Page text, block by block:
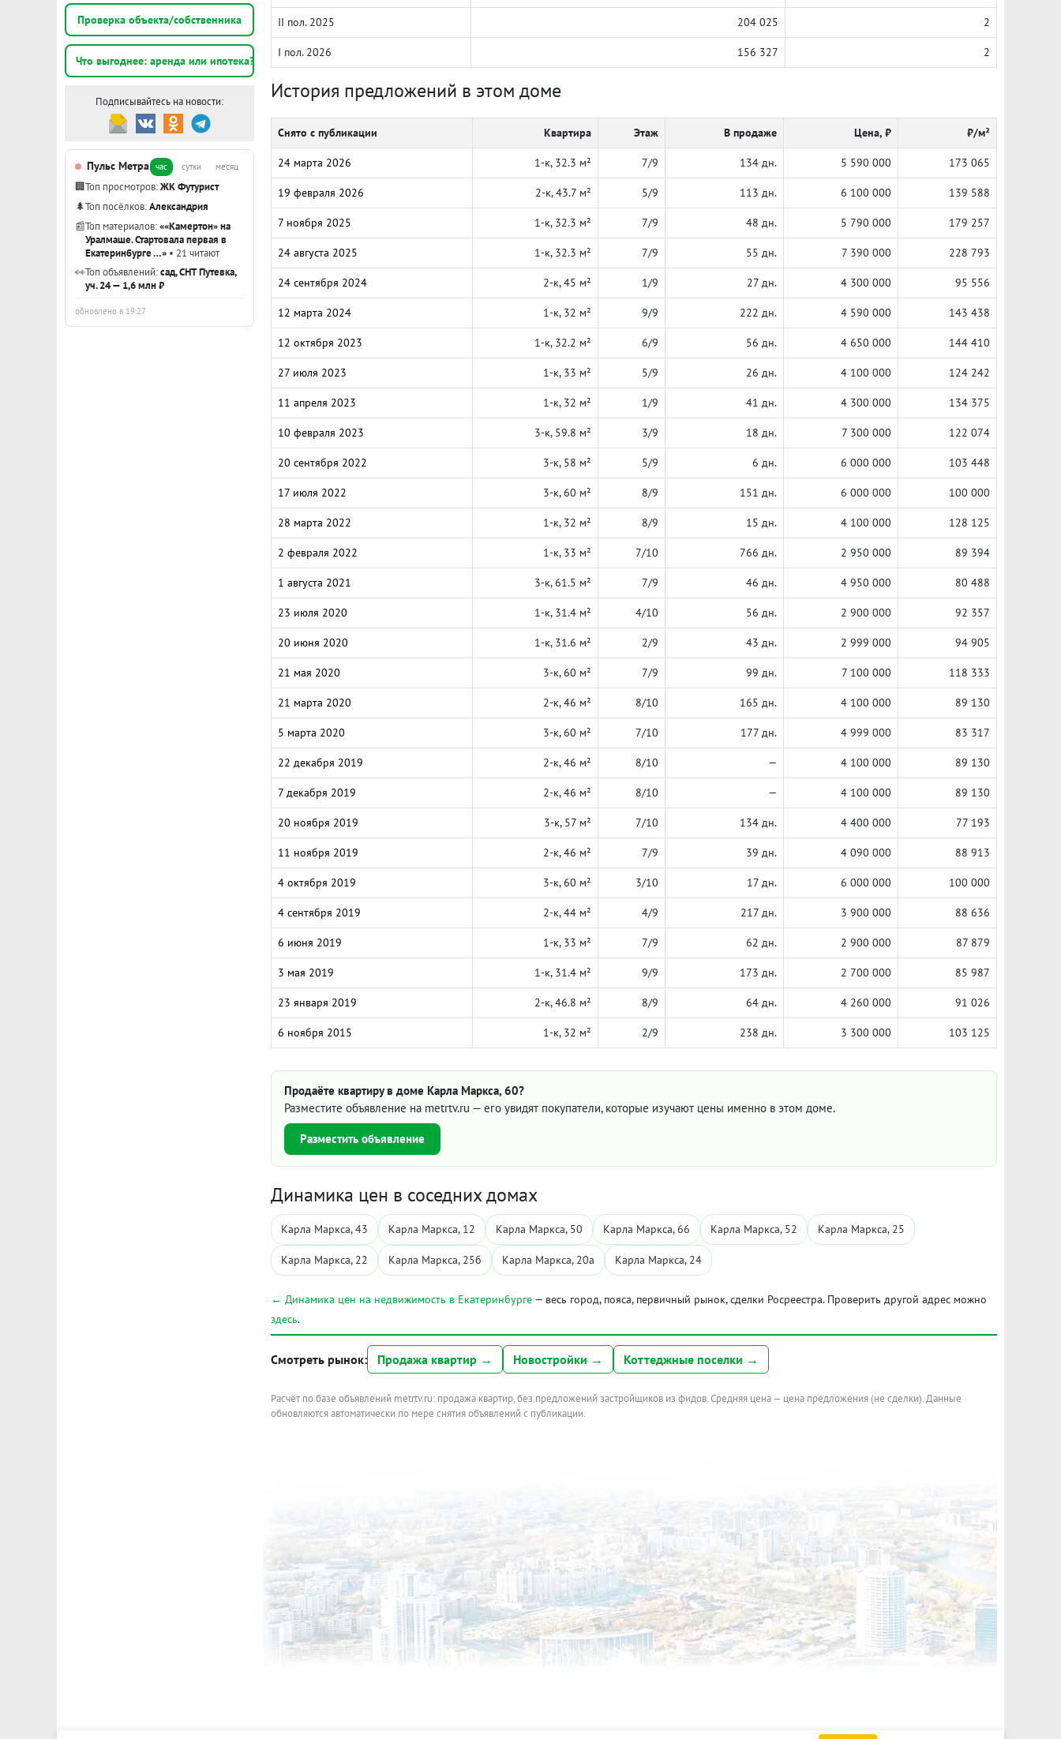
Проверка объекта/собственника
Что выгоднее: аренда или ипотека?
Подписывайтесь на новости:
Пульс Метра час сутки месяц
🏢Топ просмотров:ЖК Футурист
🌲Топ посёлков:Александрия
📰Топ материалов:««Камертон» на
Уралмаше. Стартовала первая в
Екатеринбурге …» • 21 читают
👀Топ объявлений:сад, СНТ Путевка,
уч. 24 — 1,6 млн ₽
обновлено в 19:27
II пол. 2025 204 025 2
I пол. 2026 156 327 2
История предложений в этом доме
Снято с публикации Квартира Этаж В продаже Цена, ₽ ₽/м²
24 марта 2026 1-к, 32.3 м² 7/9 134 дн. 5 590 000 173 065
19 февраля 2026 2-к, 43.7 м² 5/9 113 дн. 6 100 000 139 588
7 ноября 2025 1-к, 32.3 м² 7/9 48 дн. 5 790 000 179 257
24 августа 2025 1-к, 32.3 м² 7/9 55 дн. 7 390 000 228 793
24 сентября 2024 2-к, 45 м² 1/9 27 дн. 4 300 000 95 556
12 марта 2024 1-к, 32 м² 9/9 222 дн. 4 590 000 143 438
12 октября 2023 1-к, 32.2 м² 6/9 56 дн. 4 650 000 144 410
27 июля 2023 1-к, 33 м² 5/9 26 дн. 4 100 000 124 242
11 апреля 2023 1-к, 32 м² 1/9 41 дн. 4 300 000 134 375
10 февраля 2023 3-к, 59.8 м² 3/9 18 дн. 7 300 000 122 074
20 сентября 2022 3-к, 58 м² 5/9 6 дн. 6 000 000 103 448
17 июля 2022 3-к, 60 м² 8/9 151 дн. 6 000 000 100 000
28 марта 2022 1-к, 32 м² 8/9 15 дн. 4 100 000 128 125
2 февраля 2022 1-к, 33 м² 7/10 766 дн. 2 950 000 89 394
1 августа 2021 3-к, 61.5 м² 7/9 46 дн. 4 950 000 80 488
23 июля 2020 1-к, 31.4 м² 4/10 56 дн. 2 900 000 92 357
20 июня 2020 1-к, 31.6 м² 2/9 43 дн. 2 999 000 94 905
21 мая 2020 3-к, 60 м² 7/9 99 дн. 7 100 000 118 333
21 марта 2020 2-к, 46 м² 8/10 165 дн. 4 100 000 89 130
5 марта 2020 3-к, 60 м² 7/10 177 дн. 4 999 000 83 317
22 декабря 2019 2-к, 46 м² 8/10 — 4 100 000 89 130
7 декабря 2019 2-к, 46 м² 8/10 — 4 100 000 89 130
20 ноября 2019 3-к, 57 м² 7/10 134 дн. 4 400 000 77 193
11 ноября 2019 2-к, 46 м² 7/9 39 дн. 4 090 000 88 913
4 октября 2019 3-к, 60 м² 3/10 17 дн. 6 000 000 100 000
4 сентября 2019 2-к, 44 м² 4/9 217 дн. 3 900 000 88 636
6 июня 2019 1-к, 33 м² 7/9 62 дн. 2 900 000 87 879
3 мая 2019 1-к, 31.4 м² 9/9 173 дн. 2 700 000 85 987
23 января 2019 2-к, 46.8 м² 8/9 64 дн. 4 260 000 91 026
6 ноября 2015 1-к, 32 м² 2/9 238 дн. 3 300 000 103 125
Продаёте квартиру в доме Карла Маркса, 60?
Разместите объявление на metrtv.ru — его увидят покупатели, которые изучают цены именно в этом доме.
Разместить объявление
Динамика цен в соседних домах
Карла Маркса, 43 Карла Маркса, 12 Карла Маркса, 50 Карла Маркса, 66 Карла Маркса, 52 Карла Маркса, 25
Карла Маркса, 22 Карла Маркса, 25б Карла Маркса, 20а Карла Маркса, 24
← Динамика цен на недвижимость в Екатеринбурге — весь город, пояса, первичный рынок, сделки Росреестра. Проверить другой адрес можно
здесь.
Смотреть рынок: Продажа квартир → Новостройки → Коттеджные поселки →
Расчёт по базе объявлений metrtv.ru: продажа квартир, без предложений застройщиков из фидов. Средняя цена — цена предложения (не сделки). Данные
обновляются автоматически по мере снятия объявлений с публикации.